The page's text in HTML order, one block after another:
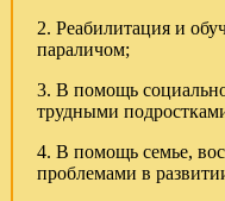
2. Реабилитация и
параличом;
3. В помощь
трудными
4. В помощь семье,
проблемами в